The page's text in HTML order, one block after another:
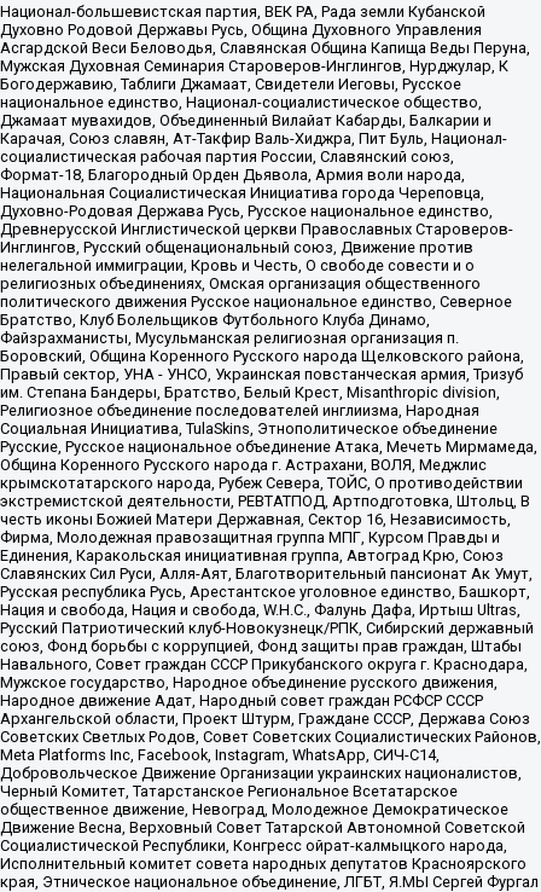
Национал-большевистская партия, ВЕК РА, Рада земли Кубанской
Духовно Родовой Державы Русь, Община Духовного Управления
Асгардской Веси Беловодья, Славянская Община Капища Веды Перуна,
Мужская Духовная Семинария Староверов-Инглингов, Нурджулар, К
Богодержавию, Таблиги Джамаат, Свидетели Иеговы, Русское
национальное единство, Национал-социалистическое общество,
Джамаат мувахидов, Объединенный Вилайат Кабарды, Балкарии и
Карачая, Союз славян, Ат-Такфир Валь-Хиджра, Пит Буль, Национал-
социалистическая рабочая партия России, Славянский союз,
Формат-18, Благородный Орден Дьявола, Армия воли народа,
Национальная Социалистическая Инициатива города Череповца,
Духовно-Родовая Держава Русь, Русское национальное единство,
Древнерусской Инглистической церкви Православных Староверов-
Инглингов, Русский общенациональный союз, Движение против
нелегальной иммиграции, Кровь и Честь, О свободе совести и о
религиозных объединениях, Омская организация общественного
политического движения Русское национальное единство, Северное
Братство, Клуб Болельщиков Футбольного Клуба Динамо,
Файзрахманисты, Мусульманская религиозная организация п.
Боровский, Община Коренного Русского народа Щелковского района,
Правый сектор, УНА - УНСО, Украинская повстанческая армия, Тризуб
им. Степана Бандеры, Братство, Белый Крест, Misanthropic division,
Религиозное объединение последователей инглиизма, Народная
Социальная Инициатива, TulaSkins, Этнополитическое объединение
Русские, Русское национальное объединение Атака, Мечеть Мирмамеда,
Община Коренного Русского народа г. Астрахани, ВОЛЯ, Меджлис
крымскотатарского народа, Рубеж Севера, ТОЙС, О противодействии
экстремистской деятельности, РЕВТАТПОД, Артподготовка, Штольц, В
честь иконы Божией Матери Державная, Сектор 16, Независимость,
Фирма, Молодежная правозащитная группа МПГ, Курсом Правды и
Единения, Каракольская инициативная группа, Автоград Крю, Союз
Славянских Сил Руси, Алля-Аят, Благотворительный пансионат Ак Умут,
Русская республика Русь, Арестантское уголовное единство, Башкорт,
Нация и свобода, Нация и свобода, W.H.С., Фалунь Дафа, Иртыш Ultras,
Русский Патриотический клуб-Новокузнецк/РПК, Сибирский державный
союз, Фонд борьбы с коррупцией, Фонд защиты прав граждан, Штабы
Навального, Совет граждан СССР Прикубанского округа г. Краснодара,
Мужское государство, Народное объединение русского движения,
Народное движение Адат, Народный совет граждан РСФСР СССР
Архангельской области, Проект Штурм, Граждане СССР, Держава Союз
Советских Светлых Родов, Совет Советских Социалистических Районов,
Meta Platforms Inc, Facebook, Instagram, WhatsApp, СИЧ-С14,
Добровольческое Движение Организации украинских националистов,
Черный Комитет, Татарстанское Региональное Всетатарское
общественное движение, Невоград, Молодежное Демократическое
Движение Весна, Верховный Совет Татарской Автономной Советской
Социалистической Республики, Конгресс ойрат-калмыцкого народа,
Исполнительный комитет совета народных депутатов Красноярского
края, Этническое национальное объединение, ЛГБТ, Я.МЫ Сергей Фургал